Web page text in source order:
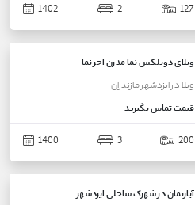
127
2
1402
ویلای دوبلکس نما مدرن اجر نما
ویلادرایزدشهرمازندران
قیمتتماس بگیرید
200
3
1400
آپارتمان در شهرک ساحلی ایزدشهر